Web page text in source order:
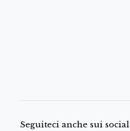
Seguiteci anche sui social